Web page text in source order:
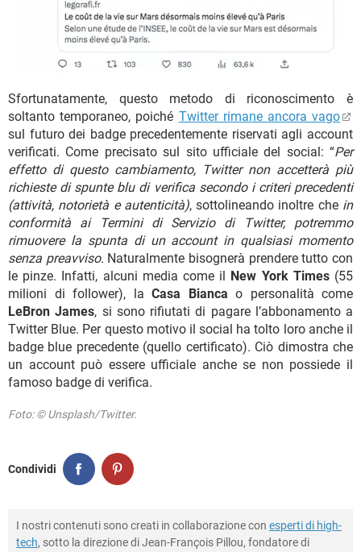
Sfortunatamente, questo metodo di riconoscimento è
soltanto temporaneo, poiché Twitter rimane ancora vago
sul futuro dei badge precedentemente riservati agli account
verificati. Come precisato sul sito ufficiale del social: “Per
effetto di questo cambiamento, Twitter non accetterà più
richieste di spunte blu di verifica secondo i criteri precedenti
(attività, notorietà e autenticità), sottolineando inoltre che in
conformità ai Termini di Servizio di Twitter, potremmo
rimuovere la spunta di un account in qualsiasi momento
senza preavviso. Naturalmente bisognerà prendere tutto con
le pinze. Infatti, alcuni media come il
New York Times(55
milioni di follower), la Casa Bianca o personalità come
LeBron James, si sono rifiutati di pagare l’abbonamento a
Twitter Blue. Per questo motivo il social ha tolto loro anche il
badge blue precedente (quello certificato). Ciò dimostra che
un account può essere ufficiale anche se non possiede il
famoso badge di verifica.
Foto: © Unsplash/Twitter.
Condividi
I nostri contenuti sono creati in collaborazione con esperti di high-
tech, sotto la direzione di Jean-François Pillou, fondatore di